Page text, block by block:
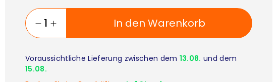
In den Warenkorb
Voraussichtliche Lieferung zwischen dem 13.08. und dem
15.08.